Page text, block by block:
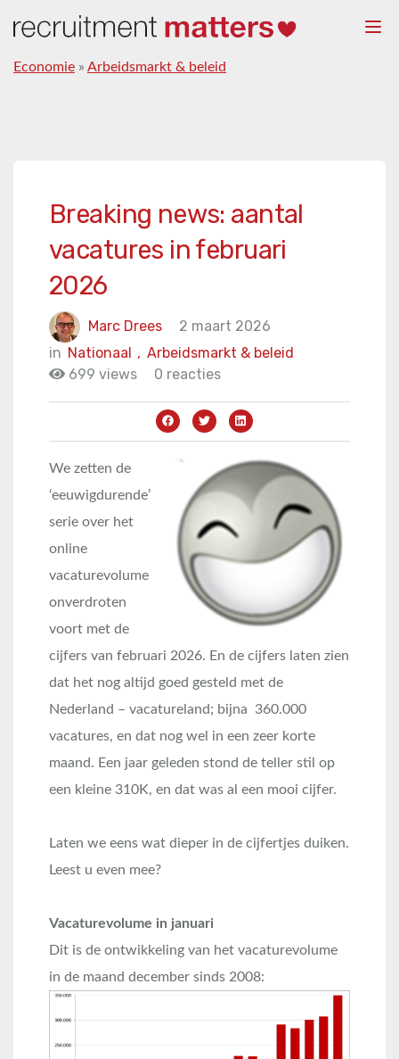
Economie » Arbeidsmarkt & beleid
Breaking news: aantal
vacatures in februari
2026
Marc Drees
2 maart 2026
in
Arbeidsmarkt & beleid
Nationaal ,
699 views
0 reacties
We zetten de
‘eeuwigdurende’
serie over het
online
vacaturevolume
onverdroten
voort met de
cijfers van februari 2026. En de cijfers laten zien
dat het nog altijd goed gesteld met de
Nederland – vacatureland; bijna 360.000
vacatures, en dat nog wel in een zeer korte
maand. Een jaar geleden stond de teller stil op
een kleine 310K, en dat was al een mooi cijfer.
Laten we eens wat dieper in de cijfertjes duiken.
Leest u even mee?
Vacaturevolume in januari
Dit is de ontwikkeling van het vacaturevolume
in de maand december sinds 2008: